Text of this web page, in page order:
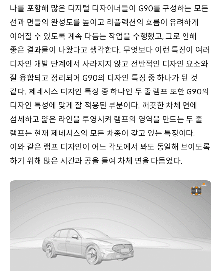
나를 포함해 많은 디지털 디자이너들이 G90를 구성하는 모든
선과 면들의 완성도를 높이고 리플렉션의 흐름이 유려하게
이어질 수 있도록 계속 다듬는 작업을 수행했고, 그로 인해
좋은 결과물이 나왔다고 생각한다. 무엇보다 이런 특징이 여러
디자인 개발 단계에서 사라지지 않고 전반적인 디자인 요소와
잘 융합되고 정리되어 G90의 디자인 특징 중 하나가 된 것
같다. 제네시스 디자인 특징 중 하나인 두 줄 램프 또한 G90의
디자인 특성에 맞게 잘 적용된 부분이다. 깨끗한 차체 면에
섬세하고 얇은 라인을 투영시켜 램프의 영역을 만드는 두 줄
램프는 현재 제네시스의 모든 차종이 갖고 있는 특징이다.
이와 같은 램프 디자인이 어느 각도에서 봐도 동일해 보이도록
하기 위해 많은 시간과 공을 들여 차체 면을 다듬었다.